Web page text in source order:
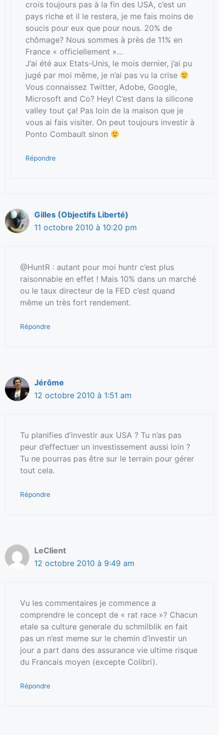
crois toujours pas à la fin des USA, c’est un
pays riche et il le restera, je me fais moins de
soucis pour eux que pour nous. 20% de
chômage? Nous sommes à près de 11% en
France « officiellement »…
J’ai été aux Etats-Unis, le mois dernier, j’ai pu
jugé par moi même, je n’ai pas vu la crise
Vous connaissez Twitter, Adobe, Google,
Microsoft and Co? Hey! C’est dans la silicone
valley tout ça! Pas loin de la maison que je
vous ai fais visiter. On peut toujours investir à
Ponto Combault sinon
Répondre
Gilles (Objectifs Liberté)
11 octobre 2010 à 10:20 pm
@HuntR : autant pour moi huntr c’est plus
raisonnable en effet ! Mais 10% dans un marché
ou le taux directeur de la FED c’est quand
même un très fort rendement.
Répondre
Jérôme
12 octobre 2010 à 1:51 am
Tu planifies d’investir aux USA ? Tu n’as pas
peur d’effectuer un investissement aussi loin ?
Tu ne pourras pas être sur le terrain pour gérer
tout cela.
Répondre
LeClient
12 octobre 2010 à 9:49 am
Vu les commentaires je commence a
comprendre le concept de « rat race »? Chacun
etale sa culture generale du schmilblik en fait
pas un n’est meme sur le chemin d’investir un
jour a part dans des assurance vie ultime risque
du Francais moyen (excepte Colibri).
Répondre